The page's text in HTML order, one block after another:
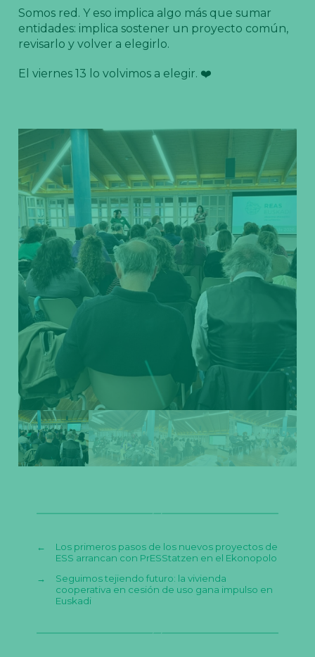
Somos red. Y eso implica algo más que sumar
entidades: implica sostener un proyecto común,
revisarlo y volver a elegirlo.
El viernes 13 lo volvimos a elegir. ❤️
←
Los primeros pasos de los nuevos proyectos de
ESS arrancan con PrESStatzen en el Ekonopolo
→
Seguimos tejiendo futuro: la vivienda
cooperativa en cesión de uso gana impulso en
Euskadi